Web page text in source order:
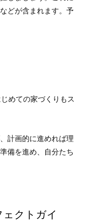
どが含まれます。予
めての家づくりもス
計画的に進めれば理
備を進め、自分たち
クトガイ